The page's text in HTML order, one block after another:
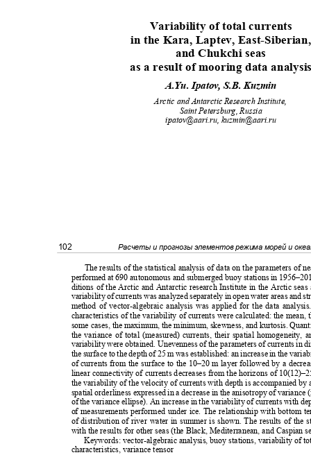
Variability of total currents
in the Kara, Laptev, East-
and Chukchi seas
as a result of mooring data
A.Yu. Ipatov, S.B. Kuzmin
Arctic and Antarctic Research Institute,
Saint Petersburg, Russia
ipatov@aari.ru,kuzmin@aari.ru
102 Расчеты и прогнозы элементов режима морей и
The results of the statistical analysis of data on the parameters of
performed at 690 autonomous and submerged buoy stations in
ditions of the Arctic and Antarctic research Institute in the Arctic
variability of currents was analyzed separately in open water areas and
method of vector-algebraic analysis was applied for the data
characteristics of the variability of currents were calculated: the
some cases, the maximum, the minimum, skewness, and kurtosis.
the variance of total (measured) currents, their spatial
variability were obtained. Unevenness of the parameters of currents in
the surface to the depth of 25 m was established: an increase in the
of currents from the surface to the 10–20 m layer followed by a
linear connectivity of currents decreases from the horizons of
the variability of the velocity of currents with depth is accompanied
spatial orderliness expressed in a decrease in the anisotropy of
of the variance ellipse). An increase in the variability of currents with
of measurements performed under ice. The relationship with bottom
of distribution of river water in summer is shown. The results of the
with the results for other seas (the Black, Mediterranean, and Caspian
Keywords: vector-algebraic analysis, buoy stations, variability of
characteristics, variance tensor